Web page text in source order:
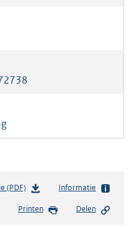
(PDF)b
s
Informatie
Printen Delen